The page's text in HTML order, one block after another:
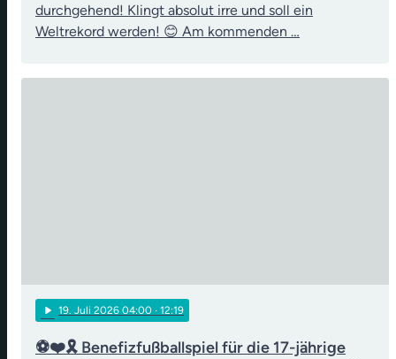
durchgehend! Klingt absolut irre und soll ein
Weltrekord werden! 😊 Am kommenden …
play_arrow 19. Juli 2026 04:00 · 12:19
⚽❤️🎗️ Benefizfußballspiel für die 17-jährige